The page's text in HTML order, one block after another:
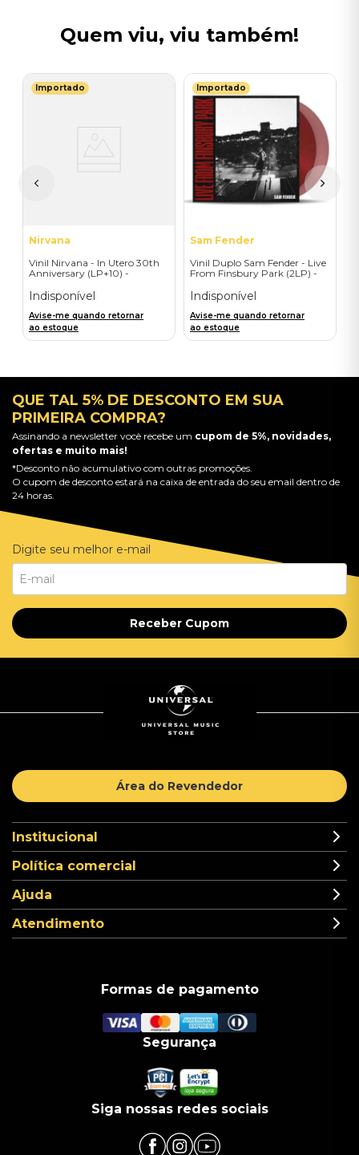
Quem viu, viu também!
Importado
Nirvana
Vinil Nirvana - In Utero 30th
Anniversary (LP+10) -
Indisponível
Avise-me quando retornar
ao estoque
Importado
Sam Fender
Vinil Duplo Sam Fender - Live
From Finsbury Park (2LP) -
Indisponível
Avise-me quando retornar
ao estoque
QUE TAL 5% DE DESCONTO EM SUA
PRIMEIRA COMPRA?
Assinando a newsletter você recebe um cupom de 5%, novidades,
ofertas e muito mais!
*Desconto não acumulativo com outras promoções.
O cupom de desconto estará na caixa de entrada do seu email dentro de
24 horas.
Digite seu melhor e-mail
Receber Cupom
Área do Revendedor
Institucional
Política comercial
Ajuda
Atendimento
Formas de pagamento
Segurança
Siga nossas redes sociais